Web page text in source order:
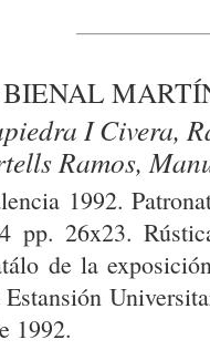
BIENAL
I Civera,
Ramos,
1992.
pp. 26x23.
de la
Estansión
1992.